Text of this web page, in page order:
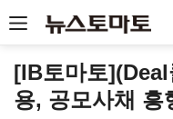
[IB토마토
용, 공모사채